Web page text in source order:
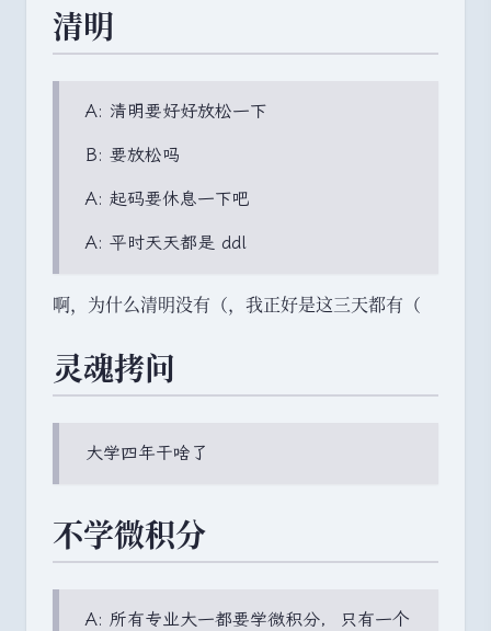
清明
A: 清明要好好放松一下
B: 要放松吗
A: 起码要休息一下吧
A: 平时天天都是 ddl
啊， 为什么清明没有 （， 我正好是这三天都有 （
灵魂拷问
大学四年干啥了
不学微积分
A: 所有专业大一都要学微积分，
只有一个